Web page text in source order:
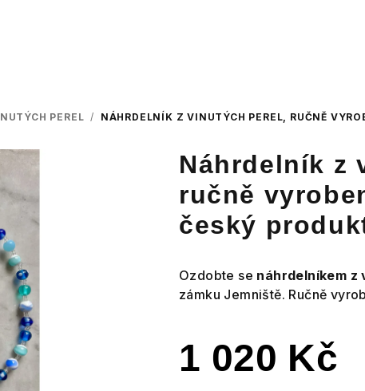
PEREL / NÁHRDELNÍK Z VINUTÝCH PEREL, RUČNĚ
Náhrdelník z
ručně
český
Ozdobte se náhrdelníkem
zámku Jemniště. Ručně
1 020 Kč